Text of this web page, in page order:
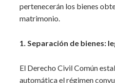
pertenecerán los bienes
matrimonio.
1. Separación de bienes:
El Derecho Civil Común
automática el régimen